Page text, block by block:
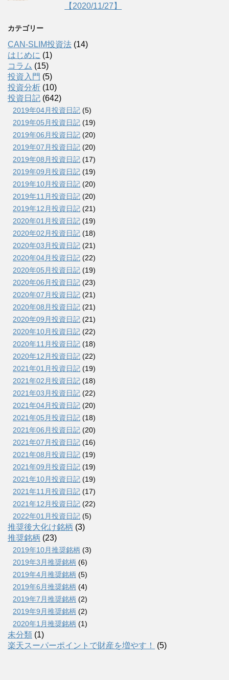
【2020/11/27】
カテゴリー
CAN-SLIM投資法 (14)
はじめに (1)
コラム (15)
投資入門 (5)
投資分析 (10)
投資日記 (642)
2019年04月投資日記 (5)
2019年05月投資日記 (19)
2019年06月投資日記 (20)
2019年07月投資日記 (20)
2019年08月投資日記 (17)
2019年09月投資日記 (19)
2019年10月投資日記 (20)
2019年11月投資日記 (20)
2019年12月投資日記 (21)
2020年01月投資日記 (19)
2020年02月投資日記 (18)
2020年03月投資日記 (21)
2020年04月投資日記 (22)
2020年05月投資日記 (19)
2020年06月投資日記 (23)
2020年07月投資日記 (21)
2020年08月投資日記 (21)
2020年09月投資日記 (21)
2020年10月投資日記 (22)
2020年11月投資日記 (18)
2020年12月投資日記 (22)
2021年01月投資日記 (19)
2021年02月投資日記 (18)
2021年03月投資日記 (22)
2021年04月投資日記 (20)
2021年05月投資日記 (18)
2021年06月投資日記 (20)
2021年07月投資日記 (16)
2021年08月投資日記 (19)
2021年09月投資日記 (19)
2021年10月投資日記 (19)
2021年11月投資日記 (17)
2021年12月投資日記 (22)
2022年01月投資日記 (5)
推奨後大化け銘柄 (3)
推奨銘柄 (23)
2019年10月推奨銘柄 (3)
2019年3月推奨銘柄 (6)
2019年4月推奨銘柄 (5)
2019年6月推奨銘柄 (4)
2019年7月推奨銘柄 (2)
2019年9月推奨銘柄 (2)
2020年1月推奨銘柄 (1)
未分類 (1)
楽天スーパーポイントで財産を増やす！
(5)